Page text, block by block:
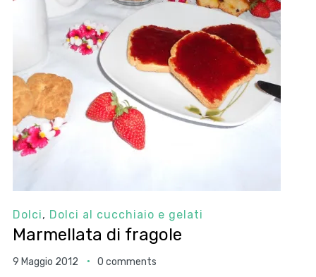
Dolci, Dolci al cucchiaio e gelati
Marmellata di fragole
9 Maggio 2012 0 comments